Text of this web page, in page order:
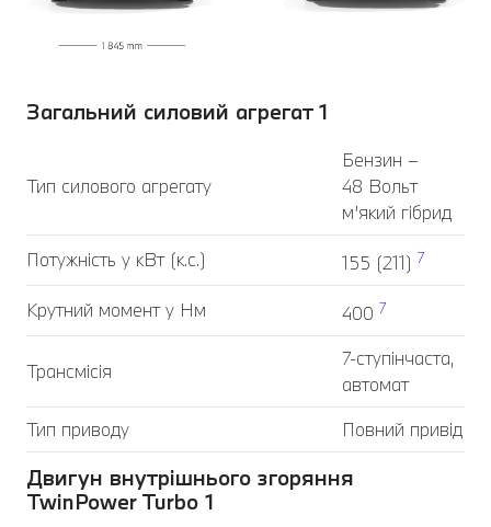
Загальний силовий агрегат 1
Тип силового агрегату
Бензин –
48 Вольт
м’який гібрид
Потужність у кВт (к.с.) 155 (211) 7
Крутний момент у Нм 400 7
Трансмісія
7-ступінчаста,
автомат
Тип приводу
Повний привід
Двигун внутрішнього згоряння
TwinPower Turbo 1